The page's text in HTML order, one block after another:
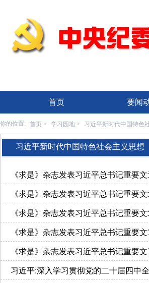
首页 要闻
你的位置: 首页 > 学习园地 > 习近平新时代中国特色
习近平新时代中国特色社会主义思想
《求是》杂志发表习近平总书记重要
《求是》杂志发表习近平总书记重要
《求是》杂志发表习近平总书记重要
《求是》杂志发表习近平总书记重要
《求是》杂志发表习近平总书记重要
习近平:深入学习贯彻党的二十届四中